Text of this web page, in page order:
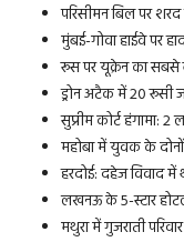
परिसीमन बिल पर शरद
मुंबई-गोवा हाईवे पर
रूस पर यूक्रेन का सबसे
ड्रोन अटैक में 20 रूसी
सुप्रीम कोर्ट हंगामा: 2
महोबा में युवक के
हरदोई: दहेज विवाद में
लखनऊ के 5-स्टार
मथुरा में गुजराती